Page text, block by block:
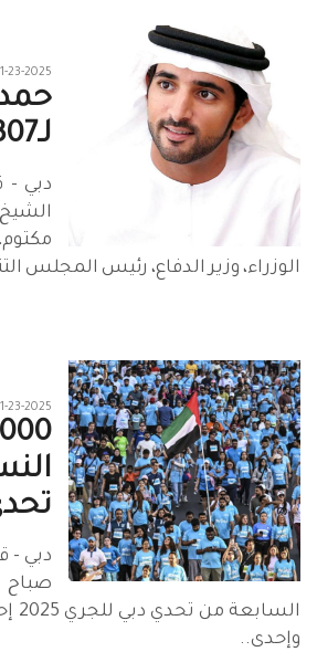
23-2025
لـ307 آلاف مشارك في..
دبي -
الوزراء، وزير الدفاع، رئيس المجلس
23-2025
دبي -
صباح
وإحدى..